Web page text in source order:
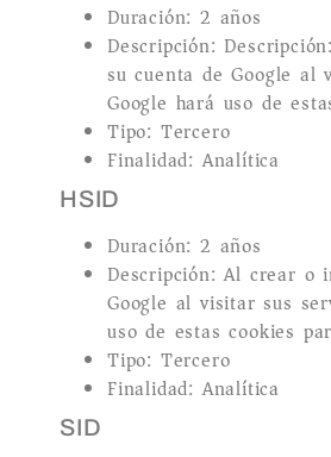
Duración: 2 años
Descripción:
su cuenta de Google al
Google hará uso de
Tipo: Tercero
Finalidad: Analítica
HSID
Duración: 2 años
Descripción: Al crear o
Google al visitar sus
uso de estas cookies
Tipo: Tercero
Finalidad: Analítica
SID